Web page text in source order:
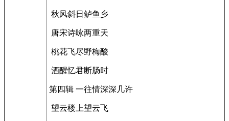
秋风斜日鲈鱼乡
唐宋诗咏两重天
桃花飞尽野梅酸
酒醒忆君断肠时
第四辑 一往情深深几许
望云楼上望云飞